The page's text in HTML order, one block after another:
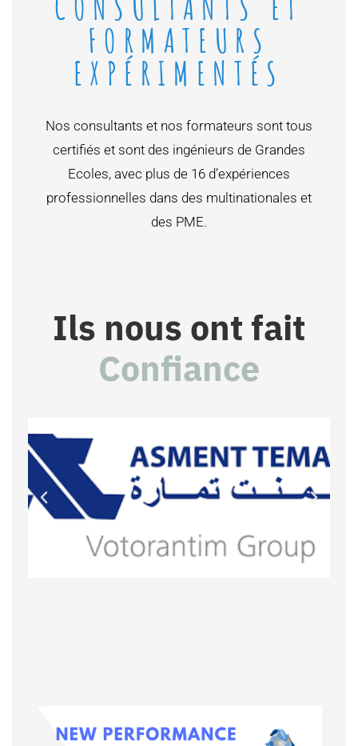
FORMATEURS
EXPÉRIMENTÉS
Nos consultants et nos formateurs sont tous
certifiés et sont des ingénieurs de Grandes
Ecoles, avec plus de 16 d’expériences
professionnelles dans des multinationales et
des PME.
Ils nous ont fait
Confiance